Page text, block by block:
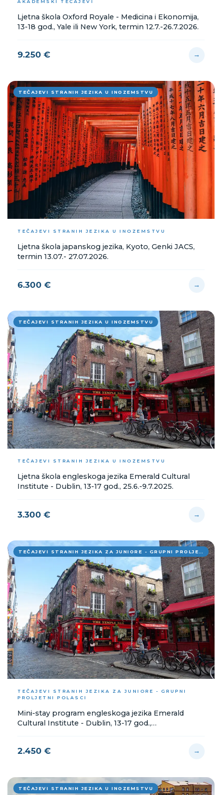
Ljetna škola Oxford Royale - Medicina i Ekonomija,
13-18 god., Yale ili New York, termin 12.7.-26.7.2026.
9.250 € →
TEČAJEVI STRANIH JEZIKA U INOZEMSTVU
TEČAJEVI STRANIH JEZIKA U INOZEMSTVU
Ljetna škola japanskog jezika, Kyoto, Genki JACS,
termin 13.07.- 27.07.2026.
6.300 € →
TEČAJEVI STRANIH JEZIKA U INOZEMSTVU
TEČAJEVI STRANIH JEZIKA U INOZEMSTVU
Ljetna škola engleskoga jezika Emerald Cultural
Institute - Dublin, 13-17 god., 25.6.-9.7.2025.
3.300 € →
TEČAJEVI STRANIH JEZIKA ZA JUNIORE - GRUPNI PROLJETNI POLASCI
TEČAJEVI STRANIH JEZIKA ZA JUNIORE - GRUPNI
PROLJETNI POLASCI
Mini-stay program engleskoga jezika Emerald
Cultural Institute - Dublin, 13-17 god.,
2.450 € →
TEČAJEVI STRANIH JEZIKA U INOZEMSTVU